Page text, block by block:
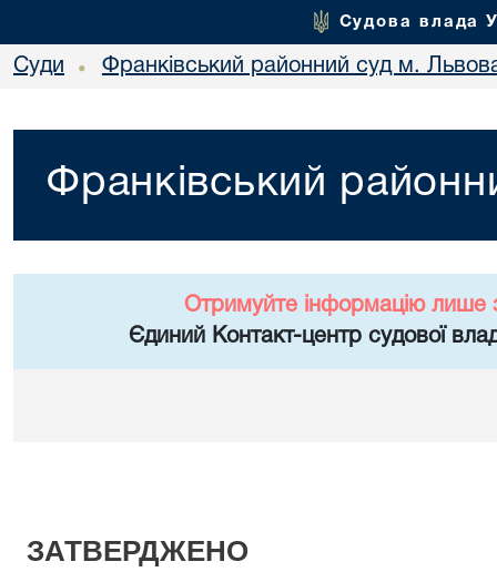
Судова влада
Суди • Франківський районний суд м.
Франківський
Отримуйте інформацію лише
Єдиний Контакт-центр судової
ЗАТВЕРДЖЕНО